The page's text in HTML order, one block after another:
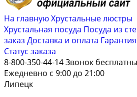
На главнуюХрустальные люстры
Хрустальная посуда Посуда из
заказ Доставка и оплата Гарантия
Cтатус заказа
8-800-350-44-14Звонок
Ежедневно с 9:00 до 21:00
Липецк